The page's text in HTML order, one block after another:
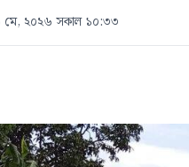
২০২৬ সকাল ১০:৩৩